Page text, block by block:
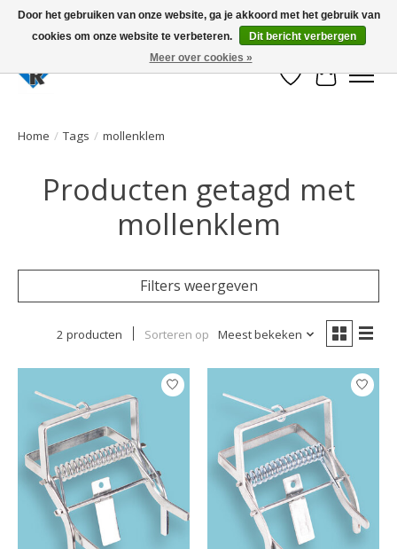
Large selection of products and fast shipping!
Verlanglijst
Home / Tags / mollenklem
Producten getagd met
mollenklem
Filters weergeven
2 producten Sorteren op Meest bekeken
Door het gebruiken van onze website, ga je akkoord met het gebruik van
cookies om onze website te verbeteren.
Dit bericht verbergen
Meer over cookies »